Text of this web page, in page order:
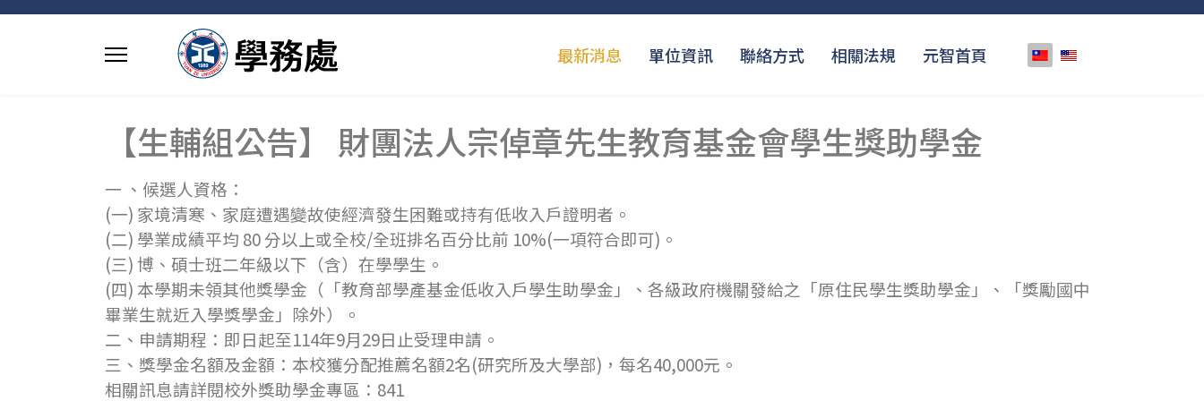
最新消息 單位資訊 聯絡方式 相關法規 元智首頁 選擇你的語言
【生輔組公告】 財團法人宗倬章先生教育基金會學生獎助學金
一 、候選人資格：
(一) 家境清寒、家庭遭遇變故使經濟發生困難或持有低收入戶證明者。
(二) 學業成績平均 80 分以上或全校/全班排名百分比前 10%(一項符合即可)。
(三) 博、碩士班二年級以下（含）在學學生。
(四) 本學期未領其他獎學金（「教育部學產基金低收入戶學生助學金」、各級政府機關發給之「原住民學生獎助學金」、「獎勵國中
畢業生就近入學獎學金」除外）。
二、申請期程：即日起至114年9月29日止受理申請。
三、獎學金名額及金額：本校獲分配推薦名額2名(研究所及大學部)，每名40,000元。
相關訊息請詳閱校外獎助學金專區：841